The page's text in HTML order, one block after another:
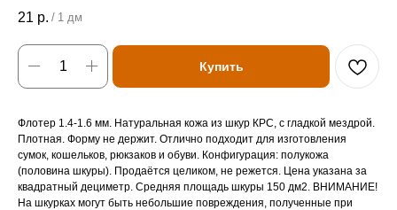
21 р. / 1 дм
Купить
Флотер 1.4-1.6 мм. Натуральная кожа из шкур КРС, с гладкой мездрой.
Плотная. Форму не держит. Отлично подходит для изготовления
сумок, кошельков, рюкзаков и обуви. Конфигурация: полукожа
(половина шкуры). Продаётся целиком, не режется. Цена указана за
квадратный дециметр. Средняя площадь шкуры 150 дм2. ВНИМАНИЕ!
На шкурках могут быть небольшие повреждения, полученные при